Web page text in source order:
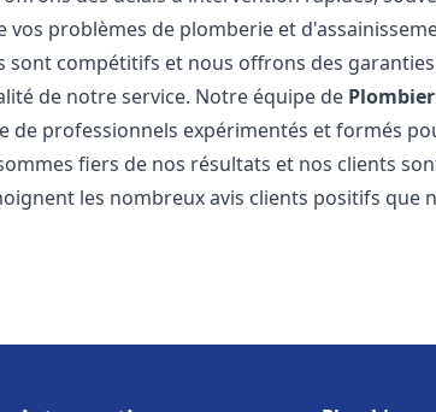
vos problèmes de plomberie et
sont compétitifs et nous offrons des
de notre service. Notre équipe de
de professionnels expérimentés et formés
fiers de nos résultats et nos clients
les nombreux avis clients positifs que